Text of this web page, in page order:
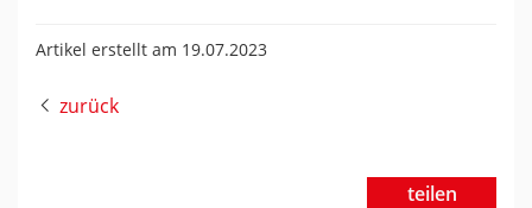
Artikel erstellt am 19.07.2023
zurück
teilen